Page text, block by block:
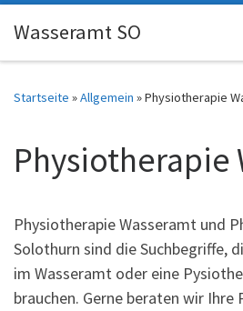
Skip to content
Wasseramt SO
Startseite »Allgemein »Physiotherapie
Physiotherapie
Physiotherapie Wasseramt und
Solothurn sind die Suchbegriffe,
im Wasseramt oder eine
brauchen. Gerne beraten wir Ihre